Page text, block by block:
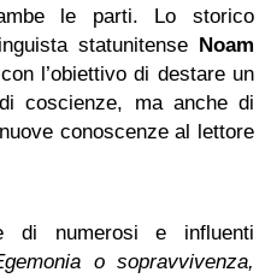
le parti. Lo storico
statunitense Noam
l’obiettivo di destare un
coscienze, ma anche di
conoscenze al lettore
numerosi e influenti
o sopravvivenza,